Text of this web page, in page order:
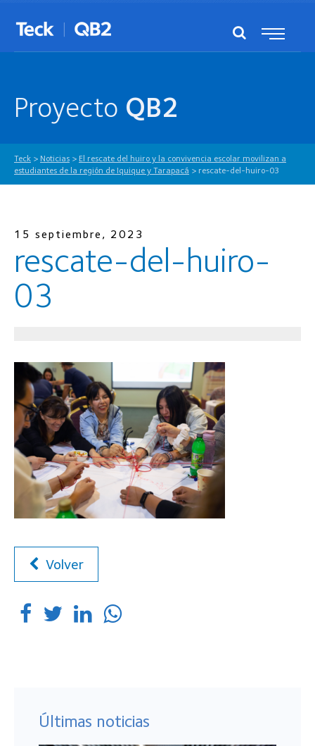
Proyecto QB2
Teck > Noticias > El rescate del huiro y la convivencia escolar movilizan a
estudiantes de la región de Iquique y Tarapacá > rescate-del-huiro-03
15 septiembre, 2023
rescate-del-huiro-
03
Volver
Últimas noticias